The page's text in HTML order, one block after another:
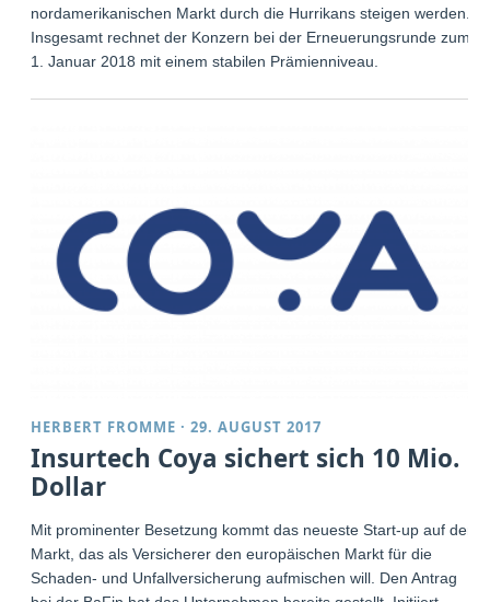
nordamerikanischen Markt durch die Hurrikans steigen werden.
Insgesamt rechnet der Konzern bei der Erneuerungsrunde zum
1. Januar 2018 mit einem stabilen Prämienniveau.
HERBERT FROMME ·29. AUGUST 2017
Insurtech Coya sichert sich 10 Mio.
Dollar
Mit prominenter Besetzung kommt das neueste Start-up auf den
Markt, das als Versicherer den europäischen Markt für die
Schaden- und Unfallversicherung aufmischen will. Den Antrag